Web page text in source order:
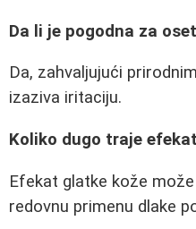
Da li je pogodna za
Da, zahvaljujući
izaziva iritaciju.
Koliko dugo traje
Efekat glatke kože
redovnu primenu dlake